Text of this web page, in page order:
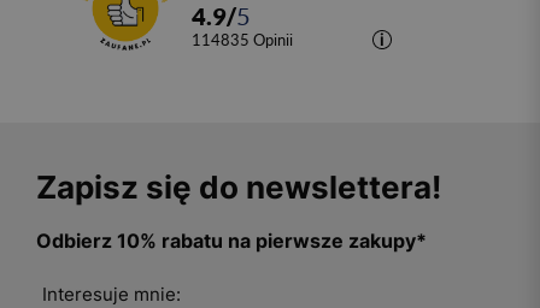
4.9/5
114835 opinii
Zapisz się do newslettera!
Odbierz 10% rabatu na pierwsze zakupy*
Interesuje mnie: